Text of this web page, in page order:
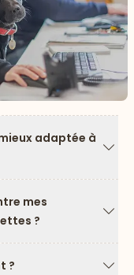
adaptée à
mes
?
?